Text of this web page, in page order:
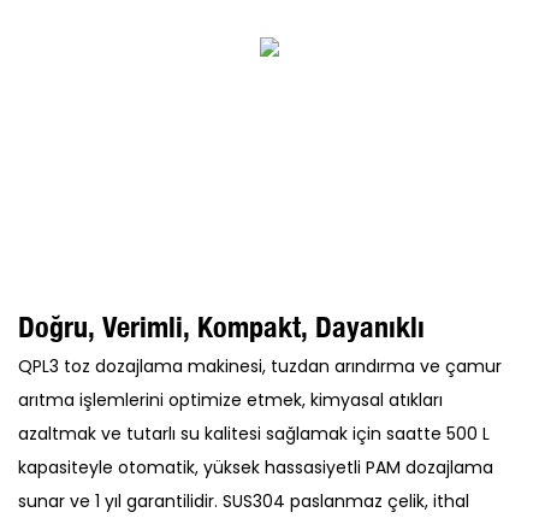
Doğru, Verimli, Kompakt, Dayanıklı
QPL3 toz dozajlama makinesi, tuzdan arındırma ve çamur
arıtma işlemlerini optimize etmek, kimyasal atıkları
azaltmak ve tutarlı su kalitesi sağlamak için saatte 500 L
kapasiteyle otomatik, yüksek hassasiyetli PAM dozajlama
sunar ve 1 yıl garantilidir. SUS304 paslanmaz çelik, ithal